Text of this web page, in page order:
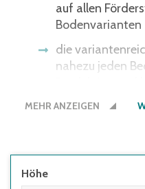
auf allen
Bodenvarianten
die
nahezu jeden
MEHR ANZEIGEN
Höhe